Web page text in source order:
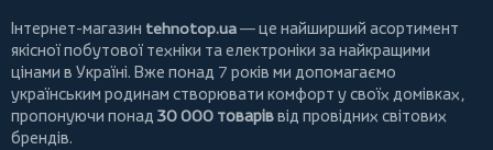
Інтернет-магазин tehnotop.ua— це найширший асортимент
якісної побутової техніки та електроніки за найкращими
цінами в Україні. Вже понад 7 років ми допомагаємо
українським родинам створювати комфорт у своїх домівках,
пропонуючи понад 30 000 товаріввід провідних світових
брендів.